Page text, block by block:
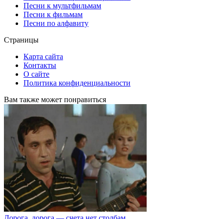
Песни к мультфильмам
Песни к фильмам
Песни по алфавиту
Страницы
Карта сайта
Контакты
О сайте
Политика конфиденциальности
Вам также может понравиться